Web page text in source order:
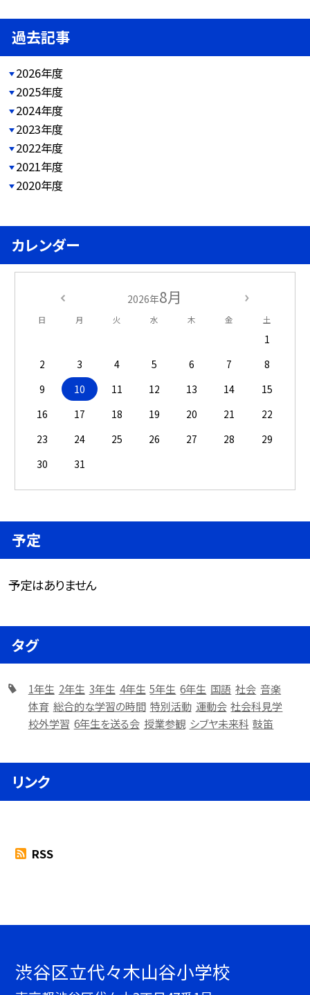
過去記事
2026年度
2025年度
2024年度
2023年度
2022年度
2021年度
2020年度
カレンダー
2026年8月
日 月 火 水 木 金 土
1
2
3 4 5 6 7
8
9
10 11 12 13 14
15
16
17 18 19 20 21
22
23
24 25 26 27 28
29
30
31
予定
予定はありません
タグ
1年生 2年生 3年生 4年生 5年生 6年生 国語 社会 音楽
体育 総合的な学習の時間 特別活動 運動会 社会科見学
校外学習 6年生を送る会 授業参観 シブヤ未来科 鼓笛
リンク
RSS
渋谷区立代々木山谷小学校